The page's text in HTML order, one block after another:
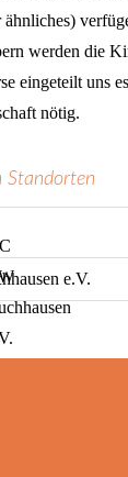
werden die
eingeteilt uns
nötig.
Standorten
e.V.